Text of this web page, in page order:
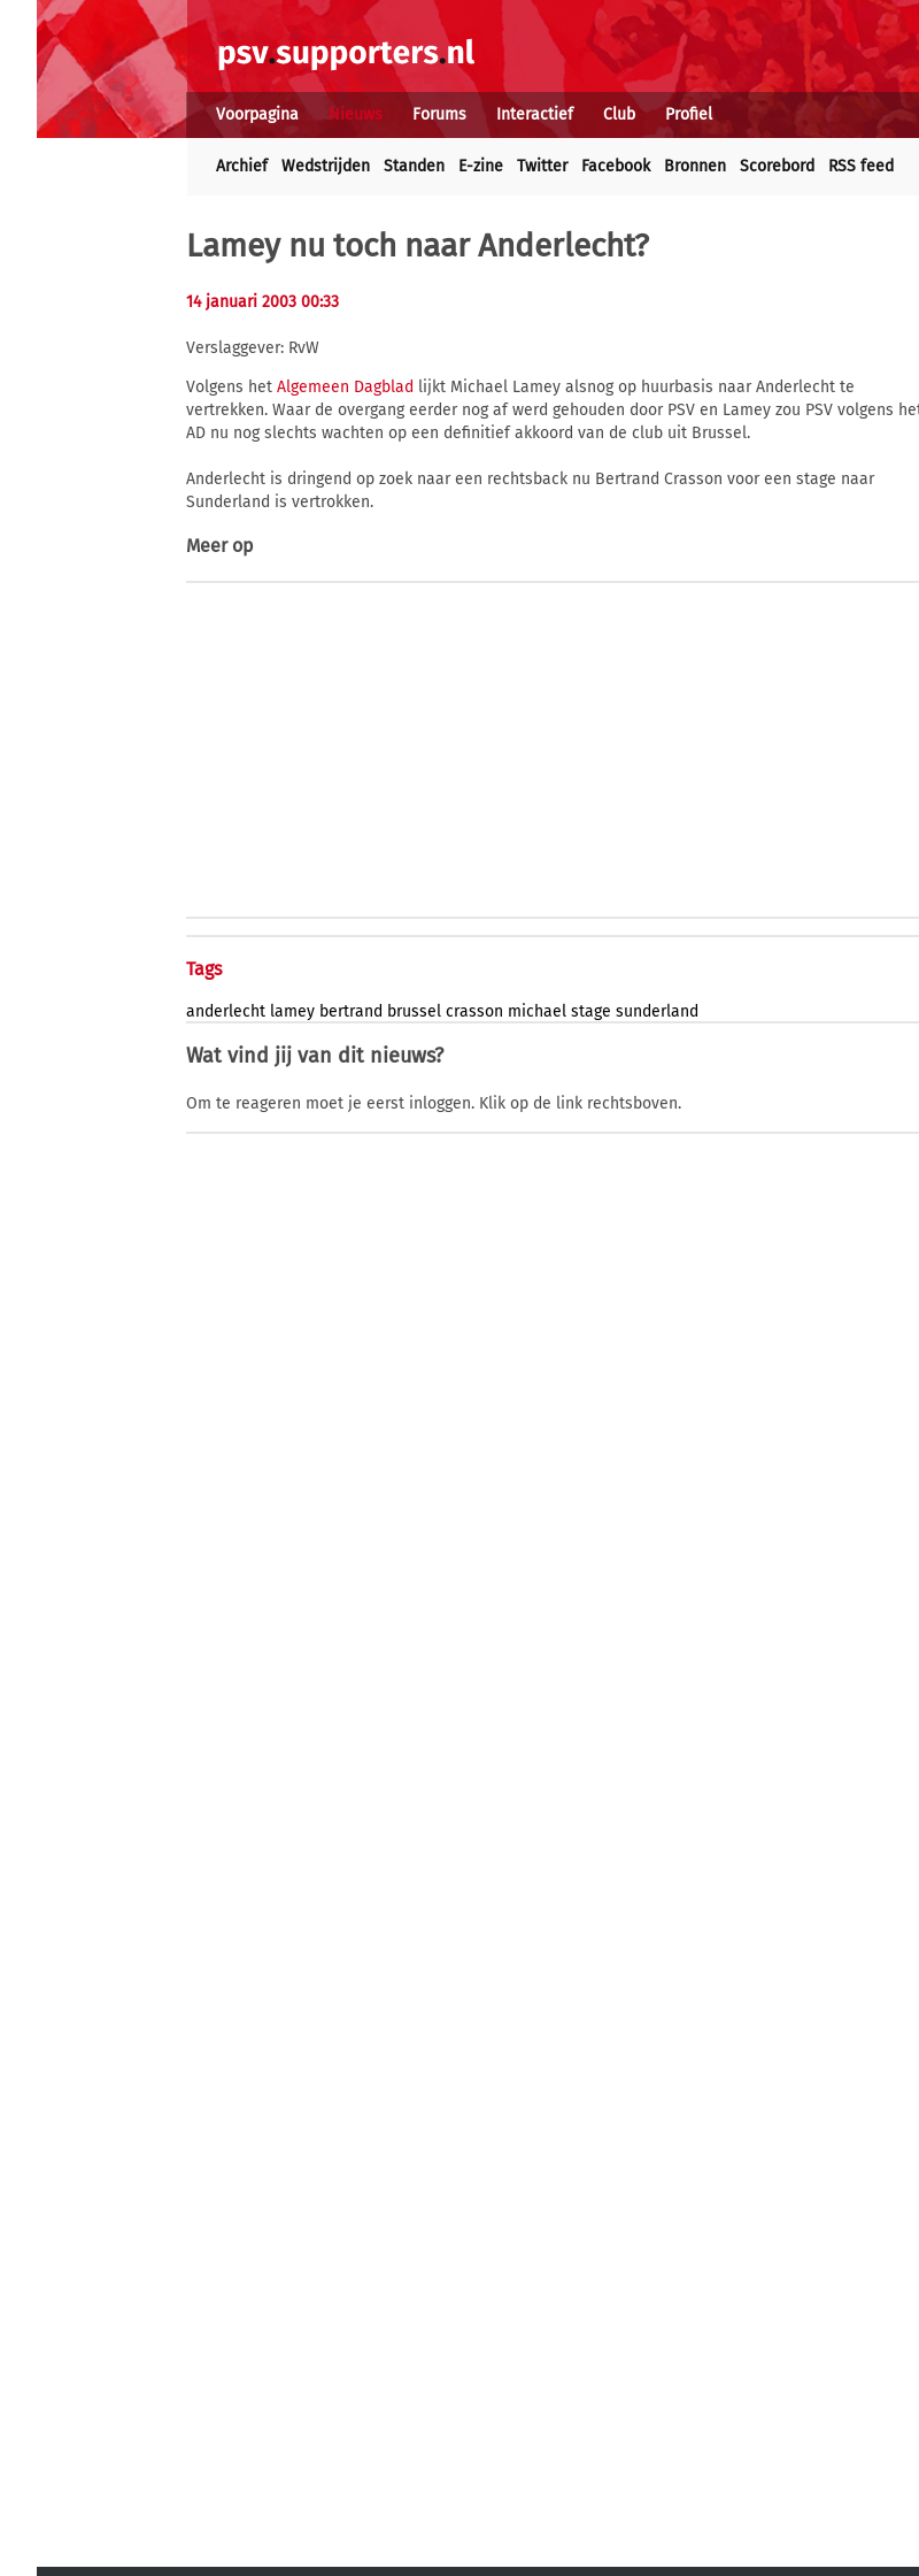
Voorpagina Nieuws Forums Interactief Club Profiel
Archief Wedstrijden Standen E-zine Twitter Facebook Bronnen Scorebord RSS feed
Lamey nu toch naar Anderlecht?
14 januari 2003 00:33
Verslaggever: RvW
Volgens het Algemeen Dagblad lijkt Michael Lamey alsnog op huurbasis naar Anderlecht te
vertrekken. Waar de overgang eerder nog af werd gehouden door PSV en Lamey zou PSV volgens
AD nu nog slechts wachten op een definitief akkoord van de club uit Brussel.
Anderlecht is dringend op zoek naar een rechtsback nu Bertrand Crasson voor een stage naar
Sunderland is vertrokken.
Meer op
Tags
anderlecht lamey bertrand brussel crasson michael stage sunderland
Wat vind jij van dit nieuws?
Om te reageren moet je eerst inloggen. Klik op de link rechtsboven.